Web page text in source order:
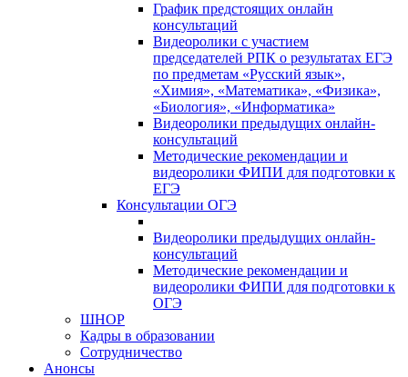
График предстоящих онлайн
консультаций
Видеоролики с участием
председателей РПК о результатах ЕГЭ
по предметам «Русский язык»,
«Химия», «Математика», «Физика»,
«Биология», «Информатика»
Видеоролики предыдущих онлайн-
консультаций
Методические рекомендации и
видеоролики ФИПИ для подготовки к
ЕГЭ
Консультации ОГЭ
Видеоролики предыдущих онлайн-
консультаций
Методические рекомендации и
видеоролики ФИПИ для подготовки к
ОГЭ
ШНОР
Кадры в образовании
Сотрудничество
Анонсы